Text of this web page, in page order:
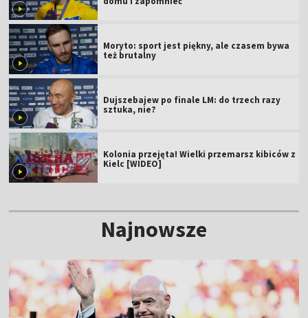
Moryto: sport jest piękny, ale czasem bywa
też brutalny
Dujszebajew po finale LM: do trzech razy
sztuka, nie?
Kolonia przejęta! Wielki przemarsz kibiców z
Kielc [WIDEO]
Najnowsze